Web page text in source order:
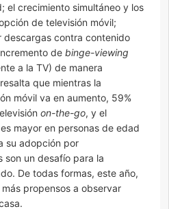
el crecimiento simultáneo y los
de televisión móvil;
contra contenido
de binge-viewing
a la TV) de manera
que mientras la
móvil va en aumento, 59%
on-the-go, y el
mayor en personas de edad
su adopción por
son un desafío para la
De todas formas, este año,
propensos a observar